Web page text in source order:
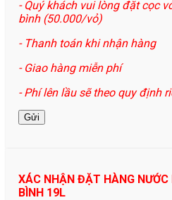
- Quý khách vui lòng đặt cọc
bình (50.000/vỏ)
- Thanh toán khi nhận hàng
- Giao hàng miễn phí
- Phí lên lầu sẽ theo quy định
XÁC NHẬN ĐẶT HÀNG NƯỚC
BÌNH 19L